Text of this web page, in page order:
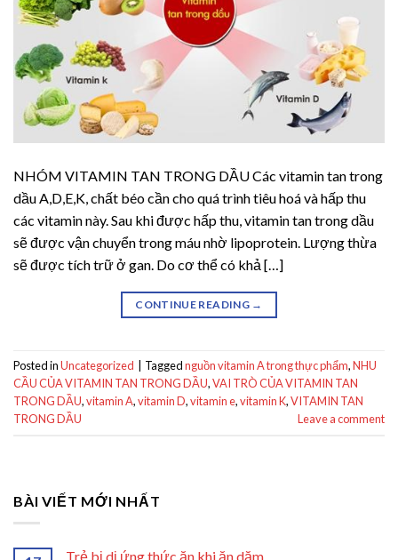
NHÓM VITAMIN TAN TRONG DẦU Các vitamin tan trong
dầu A,D,E,K, chất béo cần cho quá trình tiêu hoá và hấp thu
các vitamin này. Sau khi được hấp thu, vitamin tan trong dầu
sẽ được vận chuyển trong máu nhờ lipoprotein. Lượng thừa
sẽ được tích trữ ở gan. Do cơ thể có khả […]
CONTINUE READING →
Posted inUncategorized Taggednguồn vitamin A trong thực phẩm,NHU
CẦU CỦA VITAMIN TAN TRONG DẦU,VAI TRÒ CỦA VITAMIN TAN
TRONG DẦU,vitamin A,vitamin D,vitamin e,vitamin K,VITAMIN TAN
TRONG DẦU
Leave a comment
BÀI VIẾT MỚI NHẤT
Trẻ bị dị ứng thức ăn khi ăn dặm